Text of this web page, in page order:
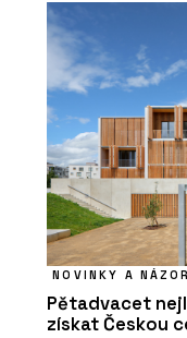
NOVINKY A
Pětadvacet
získat Českou